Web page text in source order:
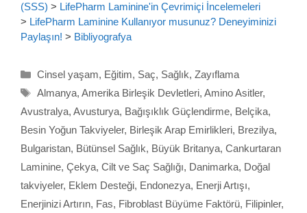
(SSS) > LifePharm Laminine'in Çevrimiçi İncelemeleri
> LifePharm Laminine Kullanıyor musunuz? Deneyiminizi
Paylaşın! > Bibliyografya
Kategoriler
Cinsel yaşam, Eğitim, Saç, Sağlık, Zayıflama
Etiketler
Almanya, Amerika Birleşik Devletleri, Amino Asitler,
Avustralya, Avusturya, Bağışıklık Güçlendirme, Belçika,
Besin Yoğun Takviyeler, Birleşik Arap Emirlikleri, Brezilya,
Bulgaristan, Bütünsel Sağlık, Büyük Britanya, Cankurtaran
Laminine, Çekya, Cilt ve Saç Sağlığı, Danimarka, Doğal
takviyeler, Eklem Desteği, Endonezya, Enerji Artışı,
Enerjinizi Artırın, Fas, Fibroblast Büyüme Faktörü, Filipinler,